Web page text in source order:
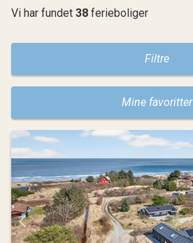
Vi har fundet 38 ferieboliger
Filtre
Mine favoritter